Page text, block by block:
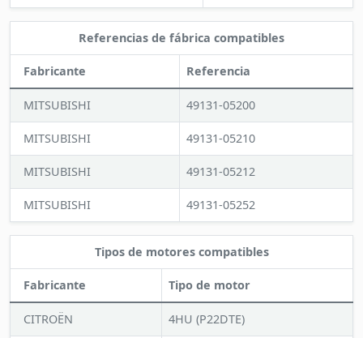
Referencias de fábrica compatibles
Fabricante Referencia
MITSUBISHI 49131-05200
MITSUBISHI 49131-05210
MITSUBISHI 49131-05212
MITSUBISHI 49131-05252
Tipos de motores compatibles
Fabricante Tipo de motor
CITROËN 4HU (P22DTE)